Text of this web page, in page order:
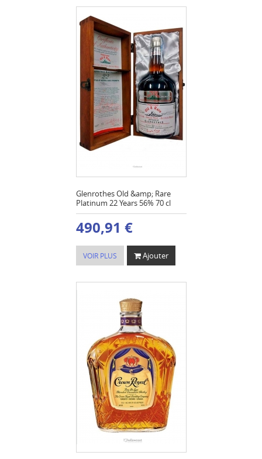
Glenrothes Old &amp; Rare
Platinum 22 Years 56% 70 cl
490,91 €
VOIR PLUS Ajouter